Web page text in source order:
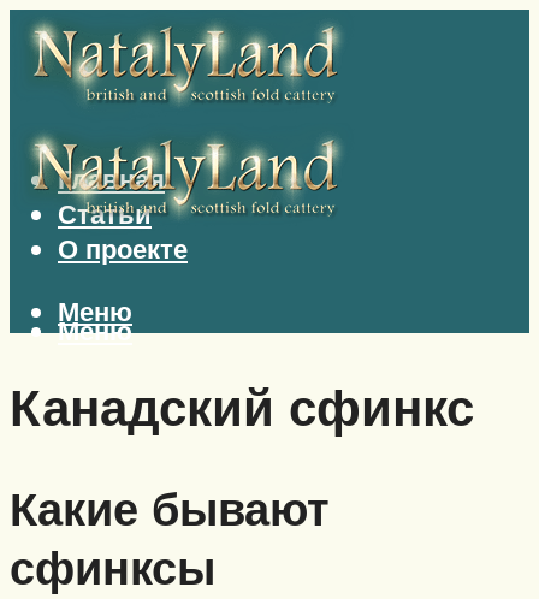
Главная
Статьи
О проекте
Меню
Меню
Канадский сфинкс
Какие бывают
сфинксы